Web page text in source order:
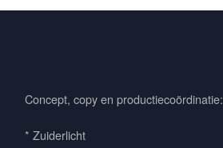
Concept, copy en productiecoördinatie:
* Zuiderlicht